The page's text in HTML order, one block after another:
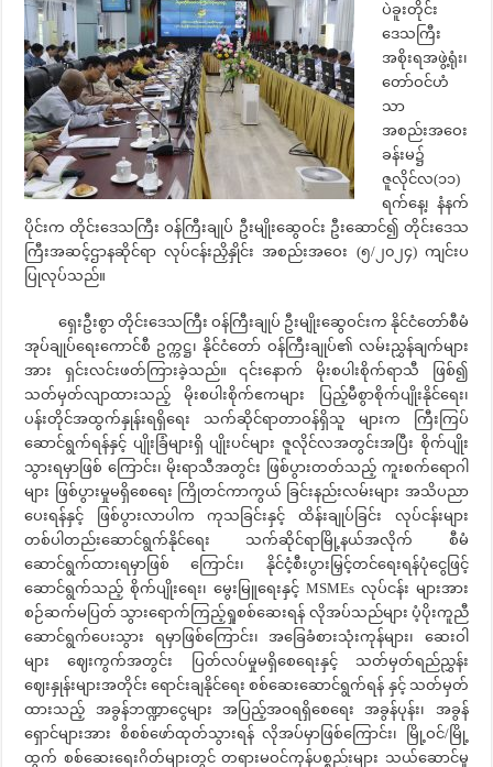
ပဲခူးတိုင်း
ဒေသကြီး
အစိုးရအဖွဲ့ရုံး၊
တော်ဝင်ဟံ
သာ
အစည်းအဝေး
ခန်းမ၌
ဇူလိုင်လ(၁၁)
ရက်နေ့၊ နံနက်
ပိုင်းက တိုင်းဒေသကြီး ဝန်ကြီးချုပ် ဦးမျိုးဆွေဝင်း ဦးဆောင်၍ တိုင်းဒေသ
ကြီးအဆင့်ဌာနဆိုင်ရာ လုပ်ငန်းညှိနှိုင်း အစည်းအဝေး (၅/၂၀၂၄) ကျင်းပ
ပြုလုပ်သည်။
ရှေးဦးစွာ တိုင်းဒေသကြီး ဝန်ကြီးချုပ် ဦးမျိုးဆွေဝင်းက နိုင်ငံတော်စီမံ
အုပ်ချုပ်ရေးကောင်စီ ဥက္ကဋ္ဌ၊ နိုင်ငံတော် ဝန်ကြီးချုပ်၏ လမ်းညွှန်ချက်များ
အား ရှင်းလင်းဖတ်ကြားခဲ့သည်။ ၎င်းနောက် မိုးစပါးစိုက်ရာသီ ဖြစ်၍
သတ်မှတ်လျာထားသည့် မိုးစပါးစိုက်ဧကများ ပြည့်မီစွာစိုက်ပျိုးနိုင်ရေး၊
ပန်းတိုင်အထွက်နှုန်းရရှိရေး သက်ဆိုင်ရာတာဝန်ရှိသူ များက ကြီးကြပ်
ဆောင်ရွက်ရန်နှင့် ပျိုးခြံများရှိ ပျိုးပင်များ ဇူလိုင်လအတွင်းအပြီး စိုက်ပျိုး
သွားရမှာဖြစ် ကြောင်း၊ မိုးရာသီအတွင်း ဖြစ်ပွားတတ်သည့် ကူးစက်ရောဂါ
များ ဖြစ်ပွားမှုမရှိစေရေး ကြိုတင်ကာကွယ် ခြင်းနည်းလမ်းများ အသိပညာ
ပေးရန်နှင့် ဖြစ်ပွားလာပါက ကုသခြင်းနှင့် ထိန်းချုပ်ခြင်း လုပ်ငန်းများ
တစ်ပါတည်းဆောင်ရွက်နိုင်ရေး သက်ဆိုင်ရာမြို့နယ်အလိုက် စီမံ
ဆောင်ရွက်ထားရမှာဖြစ် ကြောင်း၊ နိုင်ငံ့စီးပွားမြှင့်တင်ရေးရန်ပုံငွေဖြင့်
ဆောင်ရွက်သည့် စိုက်ပျိုးရေး၊ မွေးမြူရေးနှင့် MSMEs လုပ်ငန်း များအား
စဉ်ဆက်မပြတ် သွားရောက်ကြည့်ရှုစစ်ဆေးရန် လိုအပ်သည်များ ပံ့ပိုးကူညီ
ဆောင်ရွက်ပေးသွား ရမှာဖြစ်ကြောင်း၊ အခြေခံစားသုံးကုန်များ၊ ဆေးဝါ
များ ဈေးကွက်အတွင်း ပြတ်လပ်မှုမရှိစေရေးနှင့် သတ်မှတ်ရည်ညွှန်း
ဈေးနှုန်းများအတိုင်း ရောင်းချနိုင်ရေး စစ်ဆေးဆောင်ရွက်ရန် နှင့် သတ်မှတ်
ထားသည့် အခွန်ဘဏ္ဍာငွေများ အပြည့်အဝရရှိစေရေး အခွန်ပုန်း၊ အခွန်
ရှောင်များအား စိစစ်ဖော်ထုတ်သွားရန် လိုအပ်မှာဖြစ်ကြောင်း၊ မြို့ဝင်/မြို့
ထွက် စစ်ဆေးရေးဂိတ်များတွင် တရားမဝင်ကုန်ပစ္စည်းများ သယ်ဆောင်မှု